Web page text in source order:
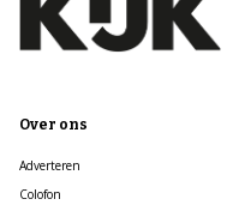
Over ons
Adverteren
Colofon